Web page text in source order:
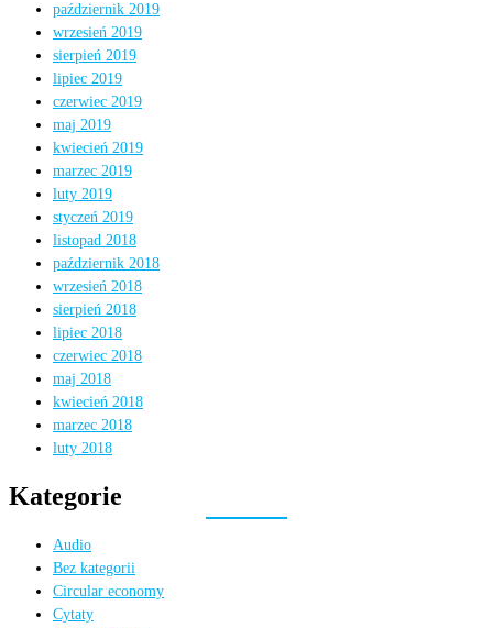
październik 2019
wrzesień 2019
sierpień 2019
lipiec 2019
czerwiec 2019
maj 2019
kwiecień 2019
marzec 2019
luty 2019
styczeń 2019
listopad 2018
październik 2018
wrzesień 2018
sierpień 2018
lipiec 2018
czerwiec 2018
maj 2018
kwiecień 2018
marzec 2018
luty 2018
Kategorie
Audio
Bez kategorii
Circular economy
Cytaty